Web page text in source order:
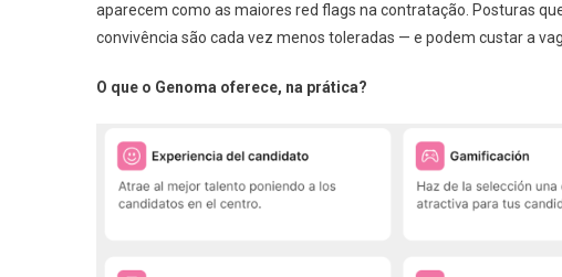
aparecem como as maiores red flags na contratação. Posturas
convivência são cada vez menos toleradas — e podem custar a
O que o Genoma oferece, na prática?